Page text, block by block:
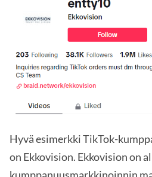
Hyvä esimerkki TikTok-
on Ekkovision. Ekkovision on